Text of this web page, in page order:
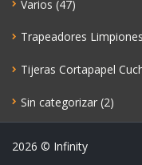
Varios (47)
Trapeadores Limpiones
Tijeras Cortapapel
Sin categorizar (2)
2026 © Infinity